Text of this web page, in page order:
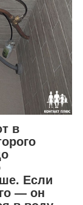
в
Если
— он